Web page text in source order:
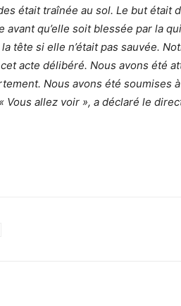
était traînée au sol. Le but était
avant qu’elle soit blessée par la
tête si elle n’était pas sauvée.
acte délibéré. Nous avons été
Nous avons été soumises
Vous allez voir », a déclaré le